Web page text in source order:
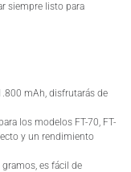
siempre listo para
mAh, disfrutarás de
los modelos FT-70, FT-
y un rendimiento
es fácil de